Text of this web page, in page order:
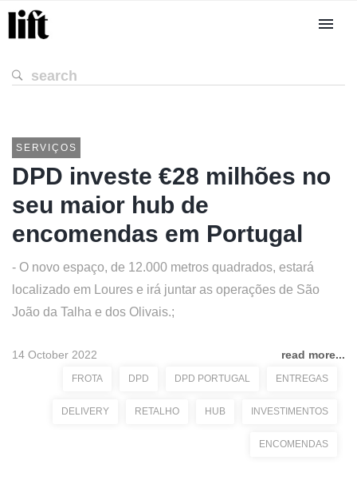
SERVIÇOS
DPD investe €28 milhões no
seu maior hub de
encomendas em Portugal
- O novo espaço, de 12.000 metros quadrados, estará
localizado em Loures e irá juntar as operações de São
João da Talha e dos Olivais.;
14 October 2022 read more...
FROTA DPD DPD PORTUGAL ENTREGAS
DELIVERY RETALHO HUB INVESTIMENTOS
ENCOMENDAS